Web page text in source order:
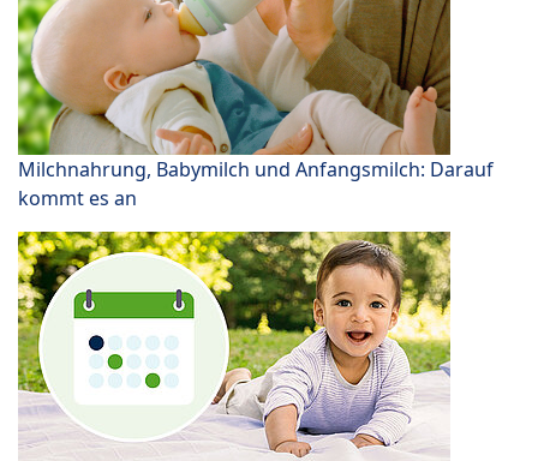
Milchnahrung, Babymilch und Anfangsmilch: Darauf
kommt es an